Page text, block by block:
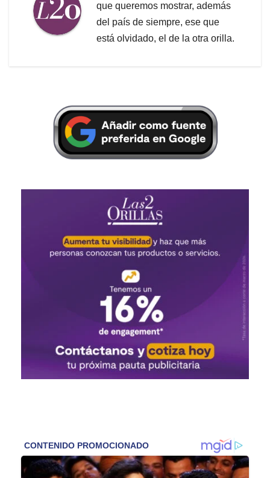
que queremos mostrar, además
del país de siempre, ese que
está olvidado, el de la otra orilla.